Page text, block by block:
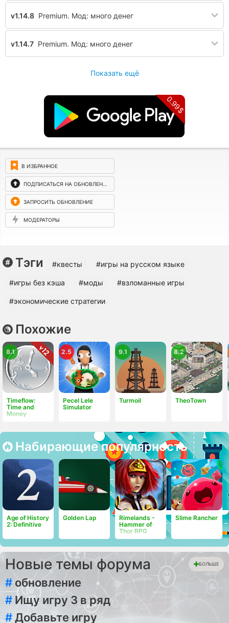
v1.14.8 Premium. Мод: много денег
v1.14.7 Premium. Мод: много денег
Показать ещё
0.99$
В ИЗБРАННОЕ
ПОДПИСАТЬСЯ НА ОБНОВЛЕНИЯ
ЗАПРОСИТЬ ОБНОВЛЕНИЕ
МОДЕРАТОРЫ
Тэги #квесты #игры на русском языке
#игры без кэша #моды #взломанные игры
#экономические стратегии
Похожие
Timeflow:
Time and
Money
8.1
Pecel Lele
Simulator
2.5
Turmoil
9.1
TheoTown
8.2
Набирающие популярность
Age of History
2: Definitive
Golden Lap
Rimelands -
Hammer of
Thor RPG
Slime Rancher
Новые темы форума БОЛЬШЕ
# обновление
# Ищу игру 3 в ряд
#Добавьте игру